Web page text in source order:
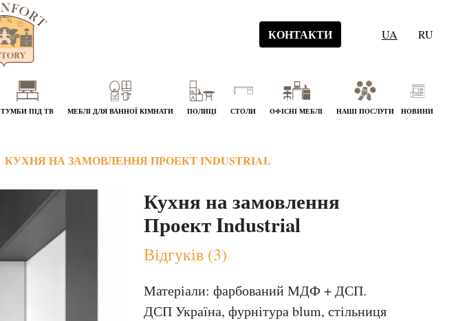
КОНТАКТИ UA RU
ТУМБИ ПІД ТВ МЕБЛІ ДЛЯ ВАННОЇ КІМНАТИ ПОЛИЦІ СТОЛИ ОФІСНІ МЕБЛІ НАШІ ПОСЛУГИ НОВИНИ
КУХНЯ НА ЗАМОВЛЕННЯ ПРОЕКТ INDUSTRIAL
Кухня на замовлення
Проект Industrial
Відгуків (3)
Матеріали: фарбований МДФ + ДСП.
ДСП Україна, фурнітура blum, стільниця